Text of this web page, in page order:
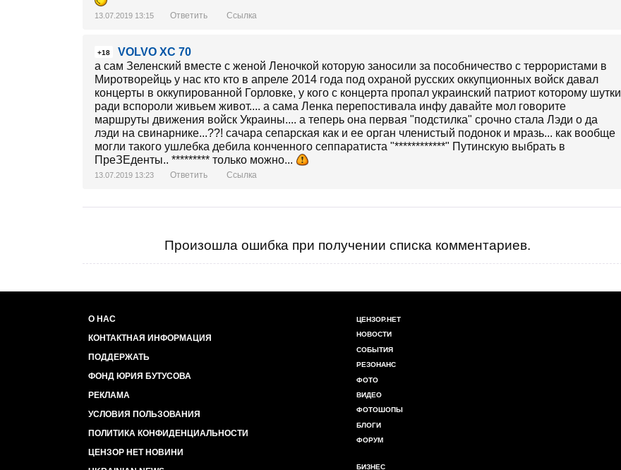
13.07.2019 13:15 Ответить Ссылка
+18
VOLVO XC 70
а сам Зеленский вместе с женой Леночкой которую заносили за пособничество с террористами в
Миротворейць у нас кто кто в апреле 2014 года под охраной русских оккупционных войск давал
концерты в оккупированной Горловке, у кого с концерта пропал украинский патриот которому шутки
ради вспороли живьем живот.... а сама Ленка перепостивала инфу давайте мол говорите
маршруты движения войск Украины.... а теперь она первая "подстилка" срочно стала Лэди о да
лэди на свинарнике...??! сачара сепарская как и ее орган членистый подонок и мразь... как вообще
могли такого ушлебка дебила конченного сеппаратиста "************" Путинскую выбрать в
ПреЗЕденты.. ********* только можно...
13.07.2019 13:23 Ответить Ссылка
Произошла ошибка при получении списка комментариев.
О НАС
КОНТАКТНАЯ ИНФОРМАЦИЯ
ПОДДЕРЖАТЬ
ФОНД ЮРИЯ БУТУСОВА
РЕКЛАМА
УСЛОВИЯ ПОЛЬЗОВАНИЯ
ПОЛИТИКА КОНФИДЕНЦИАЛЬНОСТИ
ЦЕНЗОР НЕТ НОВИНИ
ЦЕНЗОР.НЕТ
НОВОСТИ
СОБЫТИЯ
РЕЗОНАНС
ФОТО
ВИДЕО
ФОТОШОПЫ
БЛОГИ
ФОРУМ
БИЗНЕС